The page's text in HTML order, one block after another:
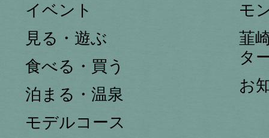
イベント
見る・遊ぶ
食べる・買う
泊まる・温泉
モデルコース
モ
韮
タ
お